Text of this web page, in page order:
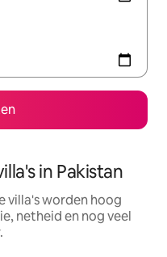
in Pakistan
villa's worden hoog
netheid en nog veel